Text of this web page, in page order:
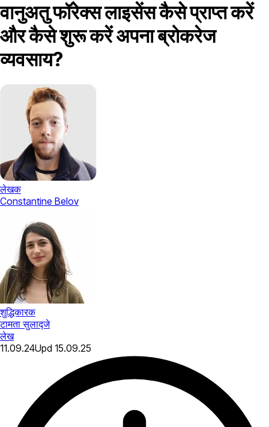
वानुअतु फॉरेक्स लाइसेंस कैसे प्राप्त करें
और कैसे शुरू करें अपना ब्रोकरेज
व्यवसाय?
लेखक
Constantine Belov
शुद्धिकारक
टामता सुलाद्जे
लेख
11.09.24Upd 15.09.25